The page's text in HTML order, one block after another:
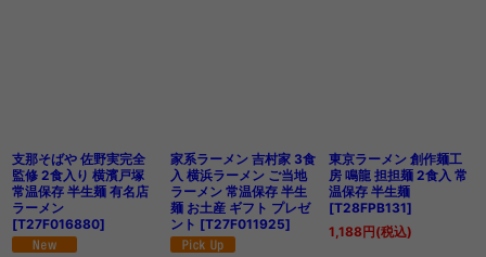
支那そばや 佐野実完全
監修 2食入り 横濱戸塚
常温保存 半生麺 有名店
ラーメン
[T27F016880]
家系ラーメン 吉村家 3食
入 横浜ラーメン ご当地
ラーメン 常温保存 半生
麺 お土産 ギフト プレゼ
ント [T27F011925]
東京ラーメン 創作麺工
房 鳴龍 担担麺 2食入 常
温保存 半生麺
[T28FPB131]
1,188 円(税込)